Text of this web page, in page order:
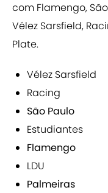
com Flamengo,
Vélez Sarsfield,
Plate.
Vélez Sarsfield
Racing
São Paulo
Estudiantes
Flamengo
LDU
Palmeiras